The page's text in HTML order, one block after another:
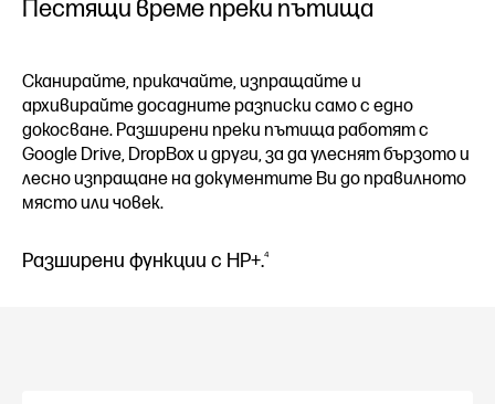
Пестящи време преки пътища
Сканирайте, прикачайте, изпращайте и
архивирайте досадните разписки само с едно
докосване. Разширени преки пътища работят с
Google Drive, DropBox и други, за да улеснят бързото и
лесно изпращане на документите Ви до правилното
място или човек.
Разширени функции с HP+.4